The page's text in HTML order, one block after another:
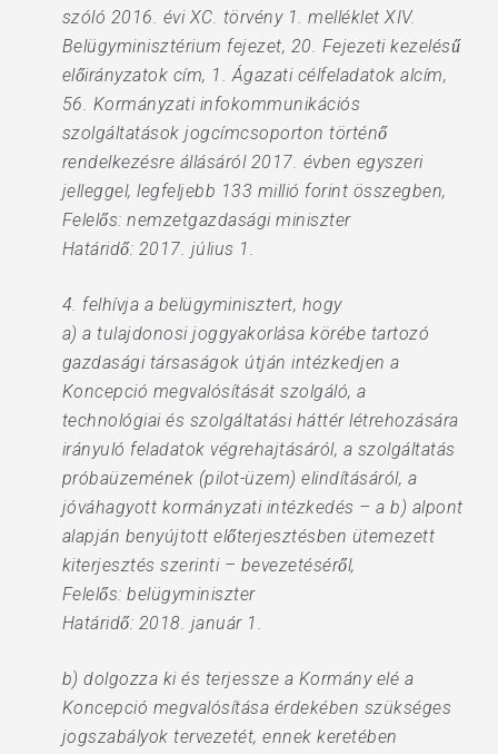
szóló 2016. évi XC. törvény 1. melléklet XIV.
Belügyminisztérium fejezet, 20. Fejezeti kezelésű
előirányzatok cím, 1. Ágazati célfeladatok alcím,
56. Kormányzati infokommunikációs
szolgáltatások jogcímcsoporton történő
rendelkezésre állásáról 2017. évben egyszeri
jelleggel, legfeljebb 133 millió forint összegben,
Felelős: nemzetgazdasági miniszter
Határidő: 2017. július 1.
4. felhívja a belügyminisztert, hogy
a) a tulajdonosi joggyakorlása körébe tartozó
gazdasági társaságok útján intézkedjen a
Koncepció megvalósítását szolgáló, a
technológiai és szolgáltatási háttér létrehozására
irányuló feladatok végrehajtásáról, a szolgáltatás
próbaüzemének (pilot-üzem) elindításáról, a
jóváhagyott kormányzati intézkedés – a b) alpont
alapján benyújtott előterjesztésben ütemezett
kiterjesztés szerinti – bevezetéséről,
Felelős: belügyminiszter
Határidő: 2018. január 1.
b) dolgozza ki és terjessze a Kormány elé a
Koncepció megvalósítása érdekében szükséges
jogszabályok tervezetét, ennek keretében